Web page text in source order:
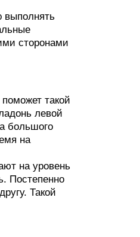
выполнять
сторонами
такой
левой
большого
на
на уровень
Постепенно
Такой